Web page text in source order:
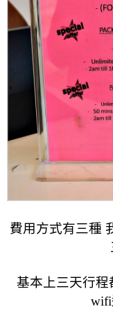
費用方式有三種
基本上三天行
wifi